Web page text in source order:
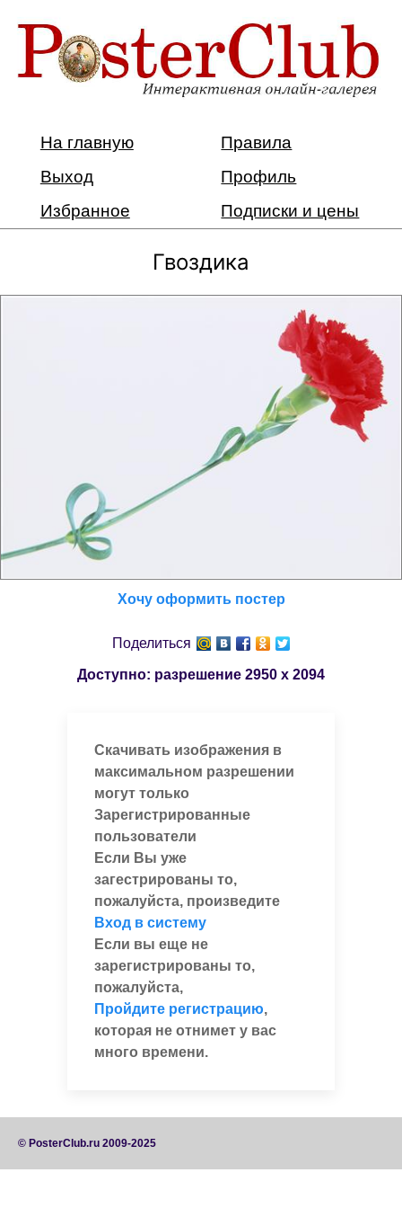
На главную
Правила
Выход
Профиль
Избранное
Подписки и цены
Гвоздика
Хочу оформить постер
Поделиться
Доступно: разрешение 2950 x 2094
Скачивать изображения в
максимальном разрешении
могут только
Зарегистрированные
пользователи
Если Вы уже
загестрированы то,
пожалуйста, произведите
Вход в систему
Если вы еще не
зарегистрированы то,
пожалуйста,
Пройдите регистрацию,
которая не отнимет у вас
много времени.
© PosterClub.ru 2009-2025